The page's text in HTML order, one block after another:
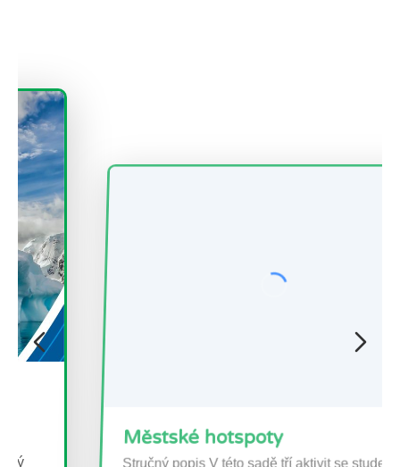
Městské hotspoty
Stručný popis V této sadě tří aktivit se studenti
dozvědí, jak zastavěné prostředí vede k městské
tepelné...